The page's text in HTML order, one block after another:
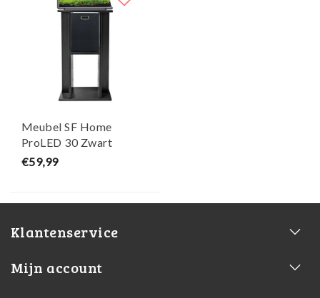
Meubel SF Home
ProLED 30 Zwart
Aquariummeubel -
€59,99
Klantenservice
Mijn account